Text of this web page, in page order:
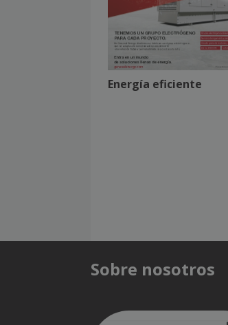
Energía eficiente
Sobre nosotros